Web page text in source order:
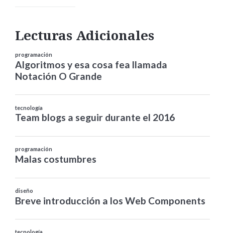
Lecturas Adicionales